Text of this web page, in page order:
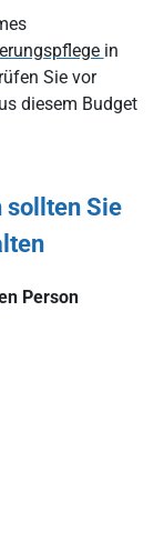
in
Sie vor
diesem Budget
sollten Sie
Person